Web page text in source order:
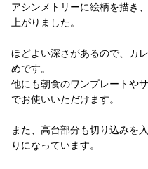
アシンメトリーに絵柄を描き
上がりました。
ほどよい深さがあるので、カ
めです。
他にも朝食のワンプレートや
でお使いいただけます。
また、高台部分も切り込みを
りになっています。